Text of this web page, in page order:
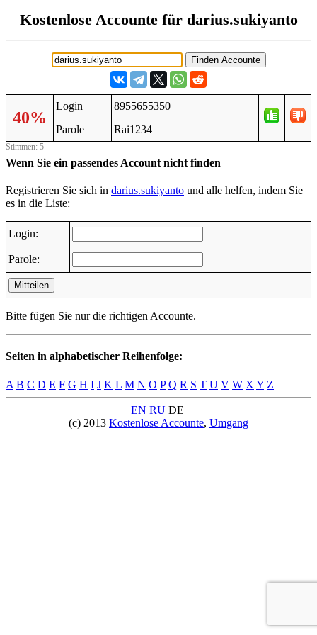
Kostenlose Accounte für darius.sukiyanto
40%
Login
8955655350
Parole
Rai1234
Stimmen: 5
Wenn Sie ein passendes Account nicht finden
Registrieren Sie sich in darius.sukiyanto und alle helfen, indem Sie
es in die Liste:
Login:
Parole:
Mitteilen
Bitte fügen Sie nur die richtigen Accounte.
Seiten in alphabetischer Reihenfolge:
A B C D E F G H I J K L M N O P Q R S T U V W X Y Z
EN RUDE
(c) 2013 Kostenlose Accounte, Umgang